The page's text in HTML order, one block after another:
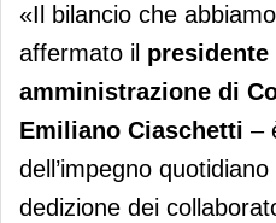
«Il bilancio che
affermato il
amministrazione di
Emiliano Ciaschetti –
dell’impegno
dedizione dei